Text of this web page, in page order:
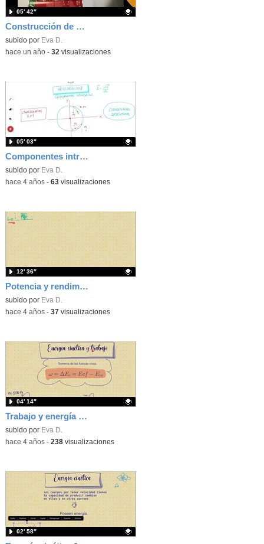
Construcción de una cámara oscura
Contenido educativo.
subido por Eva D.
05′ 42″
-hace un año- 32 visualizaciones
Componentes intrínsecos de la aceleración
Contenido educativo.
subido por Eva D.
05′ 03″
-hace 4 años- 63visualizaciones
Potencia y rendimiento
Contenido educativo.
subido por Eva D.
12′ 36″
-hace 4 años- 37 visualizaciones
Trabajo y energía cinética
Contenido educativo.
subido por Eva D.
04′ 14″
-hace 4 años- 238visualizaciones
02′ 58″